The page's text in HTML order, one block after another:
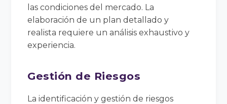
las condiciones del mercado. La
elaboración de un plan detallado y
realista requiere un análisis exhaustivo y
experiencia.
Gestión de Riesgos
La identificación y gestión de riesgos